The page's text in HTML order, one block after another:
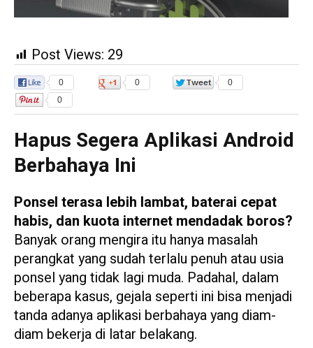
Post Views: 29
0 0
0
0
Hapus Segera Aplikasi Android
Berbahaya Ini
Ponsel terasa lebih lambat, baterai cepat
habis, dan kuota internet mendadak boros?
Banyak orang mengira itu hanya masalah
perangkat yang sudah terlalu penuh atau usia
ponsel yang tidak lagi muda. Padahal, dalam
beberapa kasus, gejala seperti ini bisa menjadi
tanda adanya aplikasi berbahaya yang diam-
diam bekerja di latar belakang.